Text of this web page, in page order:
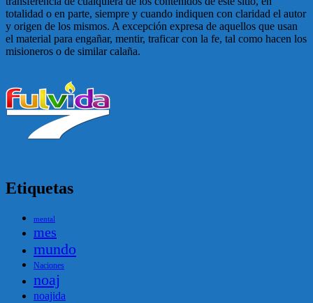
totalidad o en parte, siempre y cuando indiquen con claridad el autor
y origen de los mismos. A excepción expresa de aquellos que usan
el material para engañar, mentir, traficar con la fe, tal como hacen los
misioneros o de similar calaña.
Etiquetas
mental
mes
mundo
Naciones
noaj
noajida